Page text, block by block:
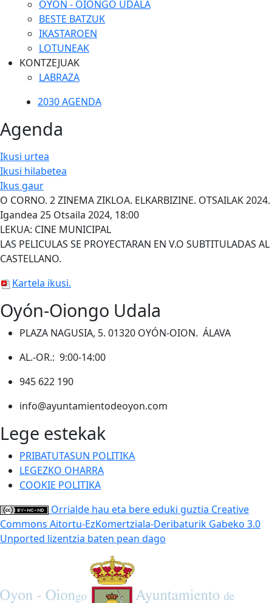
OYÓN - OIONGO UDALA
BESTE BATZUK
IKASTAROEN
LOTUNEAK
KONTZEJUAK
LABRAZA
2030 AGENDA
Agenda
Ikusi urtea
Ikusi hilabetea
Ikus gaur
O CORNO. 2 ZINEMA ZIKLOA. ELKARBIZINE. OTSAILAK 2024.
Igandea 25 Otsaila 2024, 18:00
LEKUA: CINE MUNICIPAL
LAS PELICULAS SE PROYECTARAN EN V.O SUBTITULADAS AL
CASTELLANO.
Kartela ikusi.
Oyón-Oiongo Udala
PLAZA NAGUSIA, 5. 01320 OYÓN-OION. ÁLAVA
AL.-OR.: 9:00-14:00
945 622 190
info@ayuntamientodeoyon.com
Lege estekak
PRIBATUTASUN POLITIKA
LEGEZKO OHARRA
COOKIE POLITIKA
Orrialde hau eta bere eduki guztia Creative
Commons Aitortu-EzKomertziala-Deribaturik Gabeko 3.0
Unported lizentzia baten pean dago